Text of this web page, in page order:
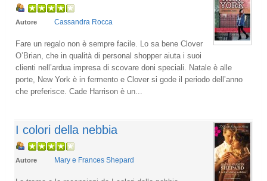
Autore Cassandra Rocca
Fare un regalo non è sempre facile. Lo sa bene Clover
O’Brian, che in qualità di personal shopper aiuta i suoi
clienti nell’ardua impresa di scovare doni speciali. Natale è alle
porte, New York è in fermento e Clover si gode il periodo dell’anno
che preferisce. Cade Harrison è un...
I colori della nebbia
Autore Mary e Frances Shepard